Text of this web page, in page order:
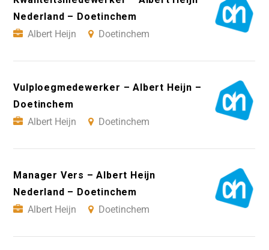
Nederland – Doetinchem
Albert Heijn
Doetinchem
Vulploegmedewerker – Albert Heijn –
Doetinchem
Albert Heijn
Doetinchem
Manager Vers – Albert Heijn
Nederland – Doetinchem
Albert Heijn
Doetinchem